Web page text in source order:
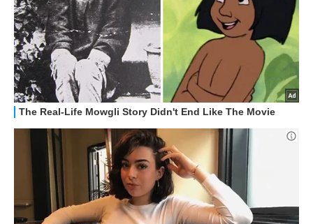
STREAMING E SERIE TV